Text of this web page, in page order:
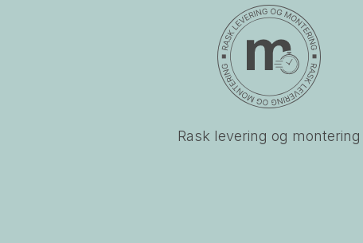
Rask levering og montering